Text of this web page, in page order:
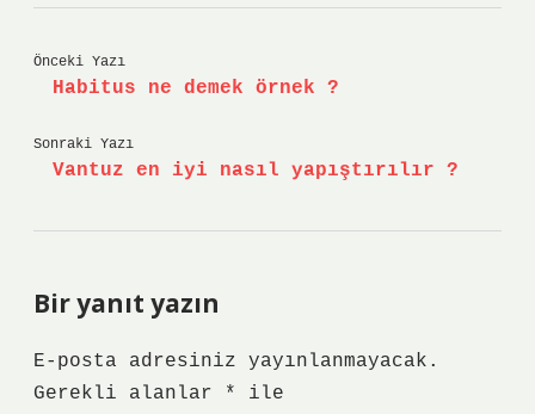
Önceki Yazı
Habitus ne demek örnek ?
Sonraki Yazı
Vantuz en iyi nasıl yapıştırılır ?
Bir yanıt yazın
E-posta adresiniz yayınlanmayacak.
Gerekli alanlar
*
ile